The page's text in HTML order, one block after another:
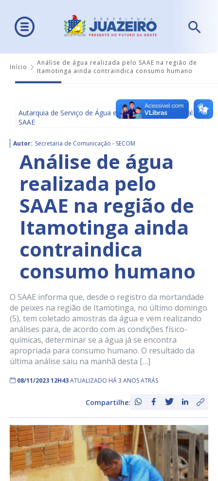
Início
Análise de água realizada pelo SAAE na região de
Itamotinga ainda contraindica consumo humano
Autarquia de Serviço de Água e Saneamento Ambiental -
SAAE
Autor: Secretaria de Comunicação - SECOM
Análise de água
realizada pelo
SAAE na região de
Itamotinga ainda
contraindica
consumo humano
O SAAE informa que, desde o registro da mortandade
de peixes na região de Itamotinga, no último domingo
(5), tem coletado amostras da água e vem realizando
análises para, de acordo com as condições físico-
químicas, determinar se a água já se encontra
apropriada para consumo humano. O resultado da
última análise saiu na manhã desta […]
08/11/2023 12H43ATUALIZADO HÁ 3 ANOS ATRÁS
Compartilhe: